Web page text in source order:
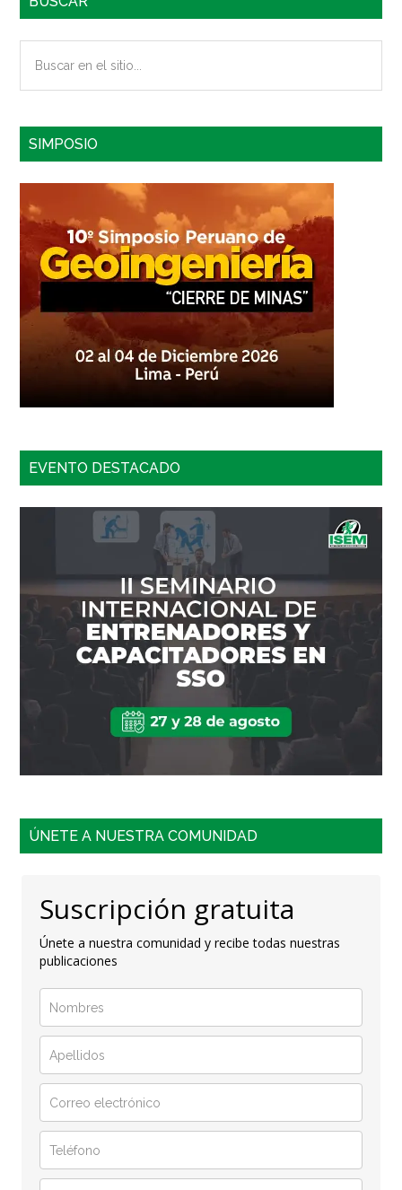
SIMPOSIO
EVENTO DESTACADO
ÚNETE A NUESTRA COMUNIDAD
Suscripción gratuita
Únete a nuestra comunidad y recibe todas nuestras
publicaciones